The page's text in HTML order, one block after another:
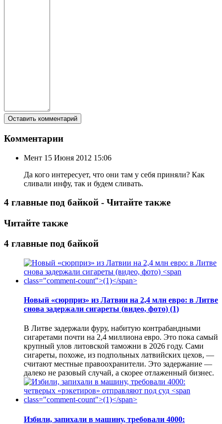
Комментарии
Мент 15 Июня 2012 15:06
Да кого интересует, что они там у себя приняли? Как
сливали инфу, так и будем сливать.
4 главные под байкой - Читайте также
Читайте также
4 главные под байкой
Новый «сюрприз» из Латвии на 2,4 млн евро: в Литве
снова задержали сигареты (видео, фото) (1)
В Литве задержали фуру, набитую контрабандными
сигаретами почти на 2,4 миллиона евро. Это пока самый
крупный улов литовской таможни в 2026 году. Сами
сигареты, похоже, из подпольных латвийских цехов, —
считают местные правоохранители. Это задержание —
далеко не разовый случай, а скорее отлаженный бизнес.
Избили, запихали в машину, требовали 4000: